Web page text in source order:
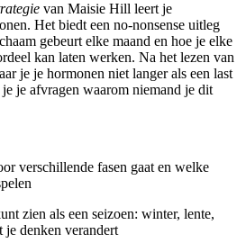
van Maisie Hill leert je
Het biedt een no-nonsense uitleg
gebeurt elke maand en hoe je elke
kan laten werken. Na het lezen van
je je hormonen niet langer als een last
je afvragen waarom niemand je dit
verschillende fasen gaat en welke
zien als een seizoen: winter, lente,
je denken verandert